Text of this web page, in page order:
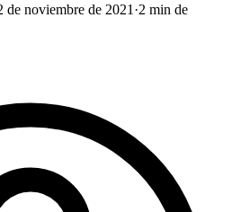
de noviembre de 2021 ·2 min de